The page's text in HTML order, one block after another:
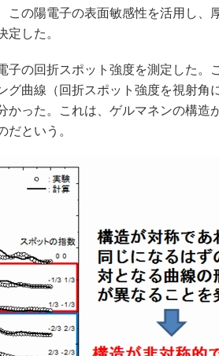
この陽電子の表面敏感性を活用し、
定した。
の回折スポット強度を測定した。
グ曲線（回折スポット強度を視射角
かった。これは、ゲルマネンの構造
だという。